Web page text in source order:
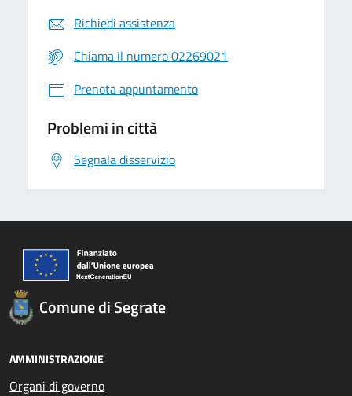
Richiedi assistenza
Chiama il numero 02269021
Prenota appuntamento
Problemi in città
Segnala disservizio
Comune di Segrate
AMMINISTRAZIONE
Organi di governo